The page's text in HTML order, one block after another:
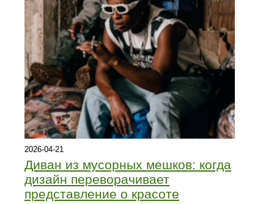
2026-04-21
Диван из мусорных мешков: когда
дизайн переворачивает
представление о красоте